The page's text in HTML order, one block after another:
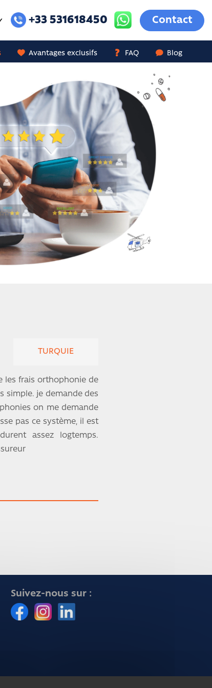
+33 531618450 Contact
Avantages exclusifs FAQ Blog
TURQUIE
les frais orthophonie de
simple. je demande des
on me demande
pas ce système, il est
assez logtemps.
Suivez-nous sur :